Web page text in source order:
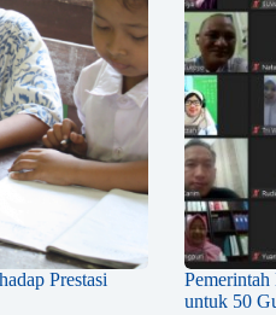
Prestasi
untuk 50